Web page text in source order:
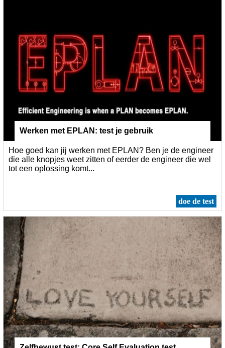
Werken met EPLAN: test je gebruik
Hoe goed kan jij werken met EPLAN? Ben je de engineer
die alle knopjes weet zitten of eerder de engineer die wel
tot een oplossing komt...
doe de test